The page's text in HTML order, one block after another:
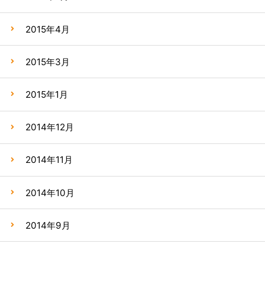
2015年4月
2015年3月
2015年1月
2014年12月
2014年11月
2014年10月
2014年9月